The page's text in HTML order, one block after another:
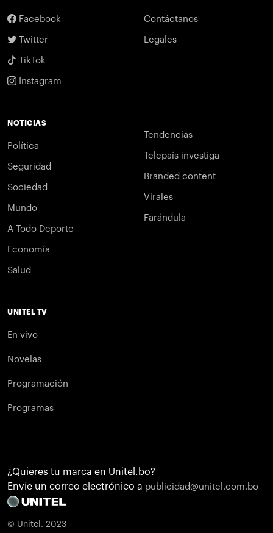
Facebook
Twitter
TikTok
Instagram
Contáctanos
Legales
NOTICIAS
Política
Seguridad
Sociedad
Mundo
A Todo Deporte
Economía
Salud
Tendencias
Telepaís investiga
Branded content
Virales
Farándula
UNITEL TV
En vivo
Novelas
Programación
Programas
¿Quieres tu marca en Unitel.bo?
Envíe un correo electrónico a publicidad@unitel.com.bo
© Unitel. 2023